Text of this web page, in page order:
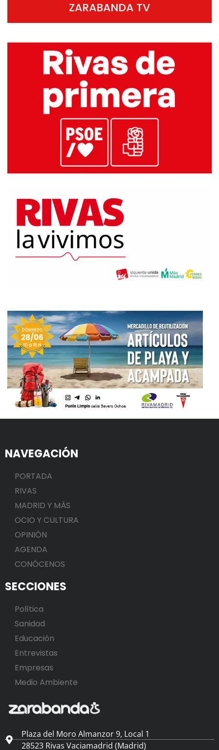
ZARABANDA TV
NAVEGACIÓN
PORTADA
RIVAS
MADRID Y MÁS
OCIO Y CULTURA
OPINIÓN
AGENDA
CONÓCENOS
SECCIONES
Política
Sanidad
Educación
Entrevistas
Empresas
Medio Ambiente
Plaza del Moro Almanzor 9, Local 1
28523 Rivas Vaciamadrid (Madrid)